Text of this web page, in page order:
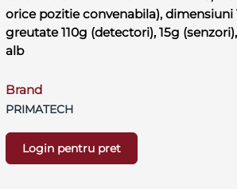
orice pozitie convenabila), dimensiuni
greutate 110g (detectori), 15g
alb
Brand
PRIMATECH
Login pentru pret